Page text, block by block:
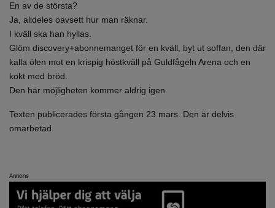
En av de största?
Ja, alldeles oavsett hur man räknar.
I kväll ska han hyllas.
Glöm discovery+abonnemanget för en kväll, byt ut soffan, den där
kalla ölen mot en krispig höstkväll på Guldfågeln Arena och en
kokt med bröd.
Den här möjligheten kommer aldrig igen.
Texten publicerades första gången 23 mars. Den är delvis
omarbetad.
Annons